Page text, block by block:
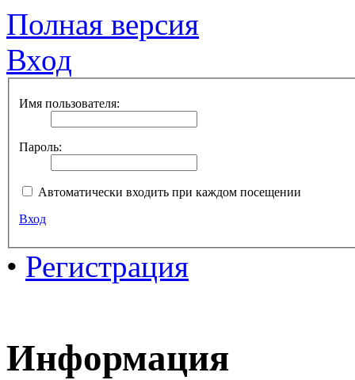
Полная версия
Вход
Имя пользователя:
Пароль:
Автоматически входить при каждом посещении
Вход
• Регистрация
Информация